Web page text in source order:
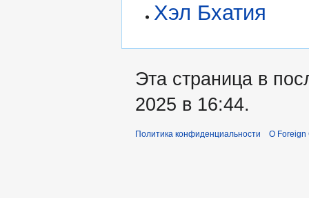
Хэл Бхатия
Эта страница в
2025 в 16:44.
Политика конфиденциальности О Foreign